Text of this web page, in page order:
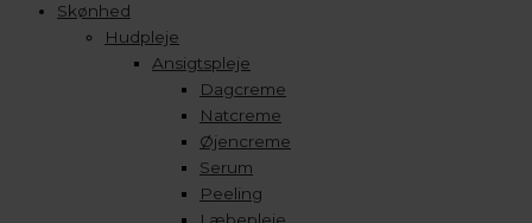
Skønhed
Hudpleje
Ansigtspleje
Dagcreme
Natcreme
Øjencreme
Serum
Peeling